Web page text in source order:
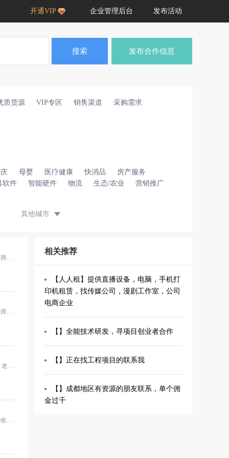
开通VIP 企业管理后台 发布活动
搜索 发布合作信息
质货源 VIP专区 销售渠道
采购需求
母婴 医疗健康 快消品
房产服务
软件 智能硬件 物流 生态/农业
营销推广
其他城市
相关推荐
【人人租】提供直播设备，电脑，手机打
印机租赁，找传媒公司，漫剧工作室，公司
电商企业
【】全能技术研发，寻项目创业者合作
【】正在找工程项目的联系我
【】成都地区有资源的朋友联系，单个佣
金过千